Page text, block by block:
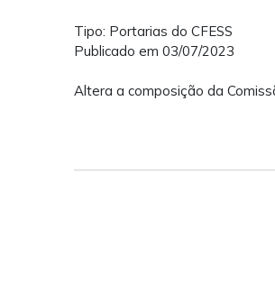
Tipo: Portarias do CFESS
Publicado em 03/07/2023
Altera a composição da